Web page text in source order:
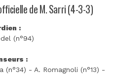
de M. Sarri (4-3-3)
:
(n°94)
:
(n°34) - A. Romagnoli (n°13) -